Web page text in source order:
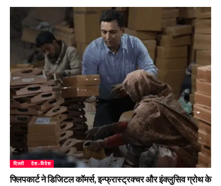
दिल्ली देश-विदेश
फ्लिपकार्ट ने डिजिटल कॉमर्स, इन्फ्रास्ट्रक्चर और इंक्लुसिव ग्रोथ के